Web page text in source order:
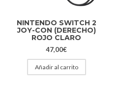
NINTENDO SWITCH 2
JOY-CON (DERECHO)
ROJO CLARO
47,00€
Añadir al carrito